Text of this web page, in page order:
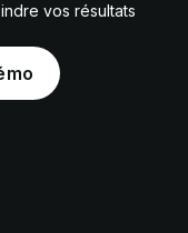
vos résultats